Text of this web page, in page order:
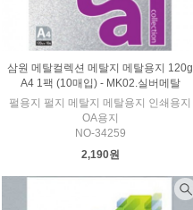
삼원 메탈컬렉션 메탈지 메탈용지 120g
A4 1팩 (10매입) - MK02.실버메탈
펄용지 펄지 메탈지 메탈용지 인쇄용지
OA용지
NO-34259
2,190원